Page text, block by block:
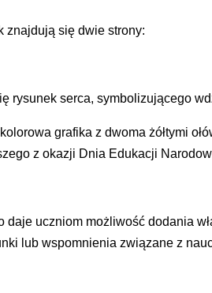
znajdują się dwie strony:
rysunek serca, symbolizującego
grafika z dwoma żółtymi
z okazji Dnia Edukacji
daje uczniom możliwość dodania
lub wspomnienia związane z